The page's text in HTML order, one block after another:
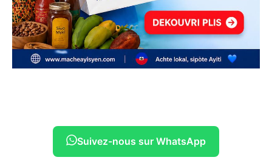
Suivez-nous sur WhatsApp